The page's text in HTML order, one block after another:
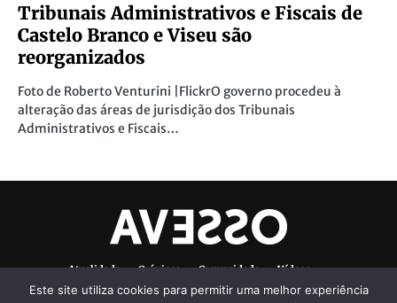
Tribunais Administrativos e Fiscais de
Castelo Branco e Viseu são
reorganizados
Foto de Roberto Venturini |FlickrO governo procedeu à
alteração das áreas de jurisdição dos Tribunais
Administrativos e Fiscais…
Atualidade Crónicas Comunidade
Vídeos
Denúncias Ambientais
Ficha Técnica
Este site utiliza cookies para permitir uma melhor experiência